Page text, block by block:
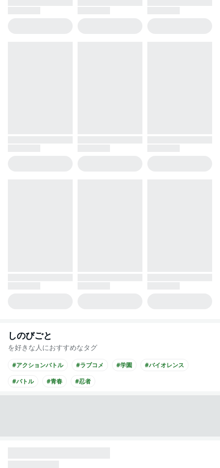
しのびごと
を好きな人におすすめなタグ
#アクションバトル #ラブコメ #学園
#バイオレンス
#バトル
#青春 #忍者